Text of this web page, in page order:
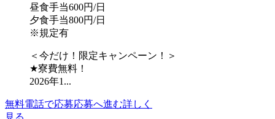
昼食手当600円/日
夕食手当800円/日
※規定有
＜今だけ！限定キャンペーン！＞
★寮費無料！
2026年1...
無料電話で応募応募へ進む詳しく
見る